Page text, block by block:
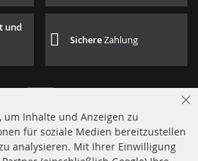
und
SichereZahlung
um Inhalte und Anzeigen zu
für soziale Medien bereitzustellen
analysieren. Mit Ihrer Einwilligung